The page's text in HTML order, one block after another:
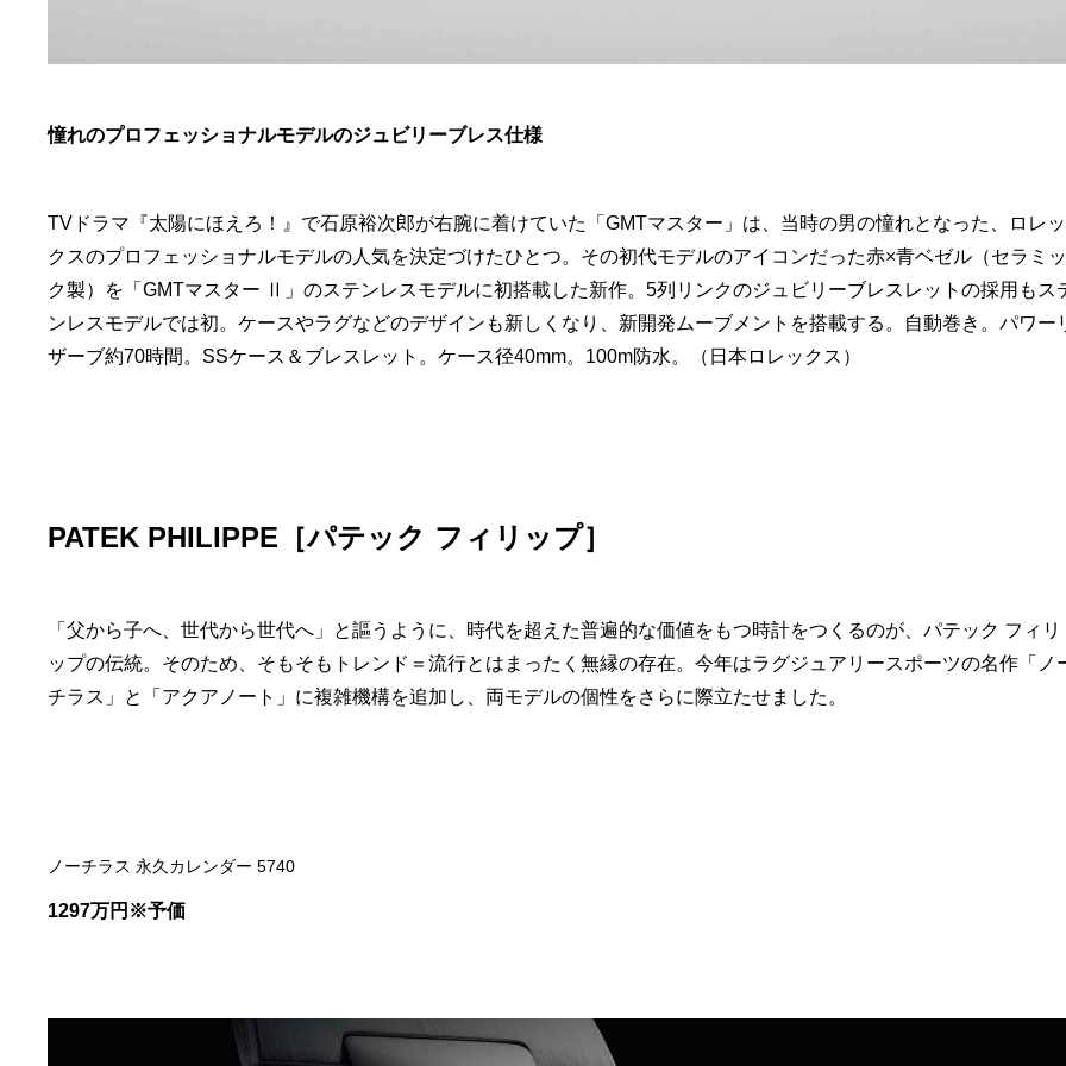
憧れのプロフェッショナルモデルのジュビリーブレス仕様
TVドラマ『太陽にほえろ！』で石原裕次郎が右腕に着けていた「GMTマスター」は、当時の男の憧れとなった、ロレッ
クスのプロフェッショナルモデルの人気を決定づけたひとつ。その初代モデルのアイコンだった赤×青ベゼル（セラミッ
ク製）を「GMTマスター Ⅱ」のステンレスモデルに初搭載した新作。5列リンクのジュビリーブレスレットの採用もス
ンレスモデルでは初。ケースやラグなどのデザインも新しくなり、新開発ムーブメントを搭載する。自動巻き。パワー
ザーブ約70時間。SSケース＆ブレスレット。ケース径40mm。100m防水。（日本ロレックス）
PATEK PHILIPPE［パテック フィリップ］
「父から子へ、世代から世代へ」と謳うように、時代を超えた普遍的な価値をもつ時計をつくるのが、パテック フィリ
ップの伝統。そのため、そもそもトレンド＝流行とはまったく無縁の存在。今年はラグジュアリースポーツの名作「ノ
チラス」と「アクアノート」に複雑機構を追加し、両モデルの個性をさらに際立たせました。
ノーチラス 永久カレンダー 5740
1297万円※予価